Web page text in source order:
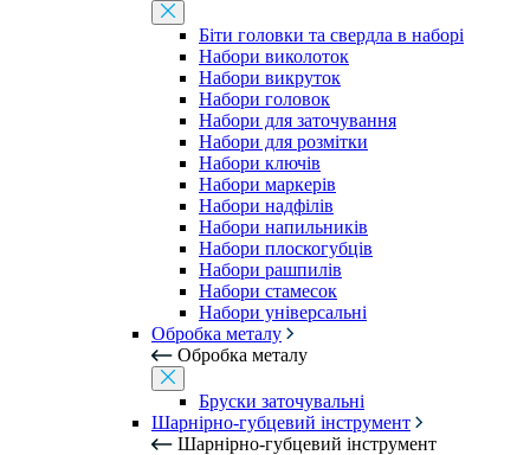
Біти головки та свердла в наборі
Набори виколоток
Набори викруток
Набори головок
Набори для заточування
Набори для розмітки
Набори ключів
Набори маркерів
Набори надфілів
Набори напильників
Набори плоскогубців
Набори рашпилів
Набори стамесок
Набори універсальні
Обробка металу
Обробка металу
Бруски заточувальні
Шарнірно-губцевий інструмент
Шарнірно-губцевий інструмент